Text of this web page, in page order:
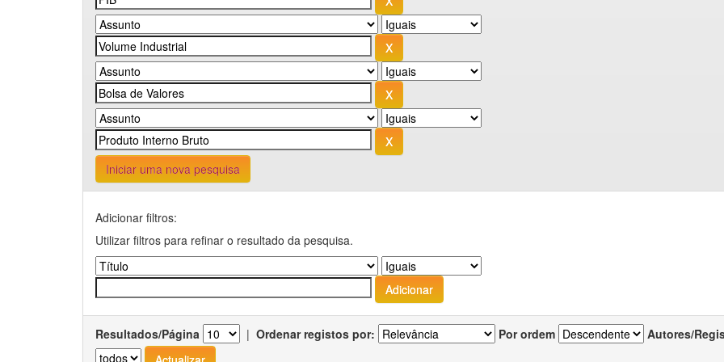
Iniciar uma nova pesquisa
Adicionar filtros:
Utilizar filtros para refinar o resultado da pesquisa.
Resultados/Página | Ordenar registos por: Por ordem Autores/